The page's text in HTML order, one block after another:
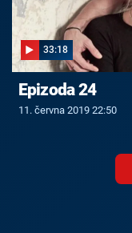
33:18
Epizoda 24
11. června 2019 22:50